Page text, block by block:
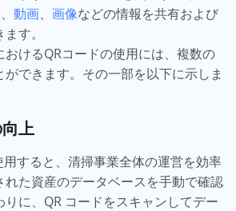
、 動画、 画像などの情報を共有および
す。
けるQRコードの使用には、複数の
できます。その一部を以下に示しま
上
すると、清掃事業全体の運営を効率
れた資産のデータベースを手動で確認
に、QR コードをスキャンしてデー